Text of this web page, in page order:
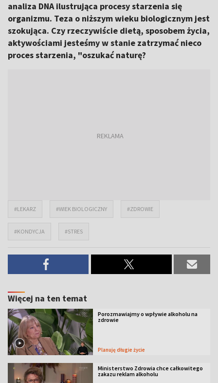
analiza DNA ilustrująca procesy starzenia się
organizmu. Teza o niższym wieku biologicznym jest
szokująca. Czy rzeczywiście dietą, sposobem życia,
aktywościami jesteśmy w stanie zatrzymać nieco
proces starzenia, "oszukać naturę?
#LEKARZ #WIEK BIOLOGICZNY #ZDROWIE
#KONDYCJA #STRES
Więcej na ten temat
Porozmawiajmy o wpływie alkoholu na
zdrowie
Planuję długie życie
Ministerstwo Zdrowia chce całkowitego
zakazu reklam alkoholu